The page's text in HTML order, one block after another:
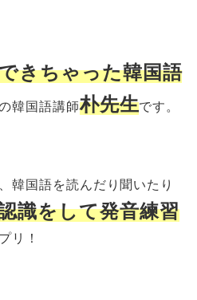
きちゃった韓国語
韓国語講師朴先生です。
韓国語を読んだり聞いたり
識をして発音練習
リ！